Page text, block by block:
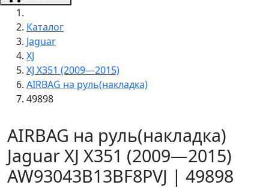
Каталог
Jaguar
XJ
XJ X351 (2009—2015)
AIRBAG на руль(накладка)
49898
AIRBAG на руль(накладка)
Jaguar XJ X351 (2009—2015)
AW93043B13BF8PVJ | 49898